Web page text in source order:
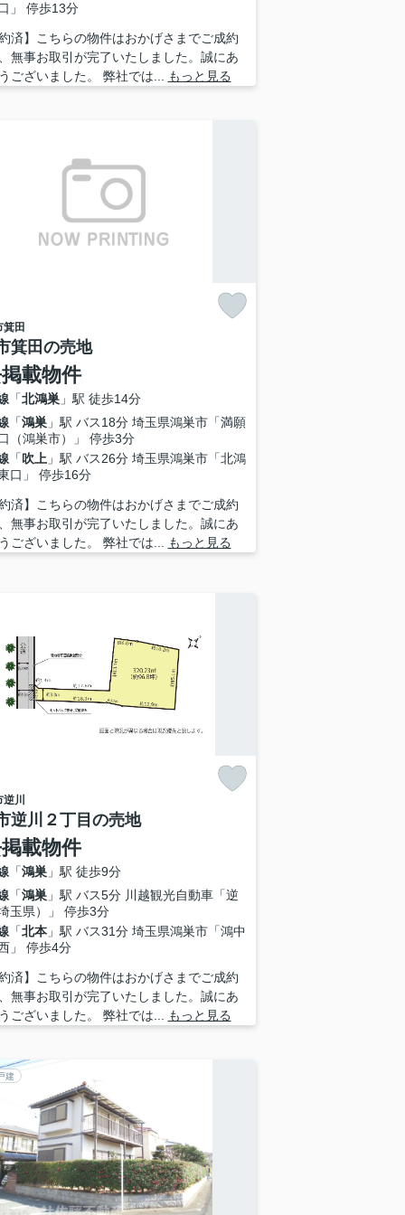
」 停歩13分
済】こちらの物件はおかげさまでご成約
無事お取引が完了いたしました。誠にあ
ございました。 弊社では...
もっと見る
箕田
箕田の売地
載物件
「北鴻巣」駅 徒歩14分
「鴻巣」駅 バス18分 埼玉県鴻巣市「満願
（鴻巣市）」 停歩3分
「吹上 」駅 バス26分 埼玉県鴻巣市「北鴻
口」 停歩16分
済】こちらの物件はおかげさまでご成約
無事お取引が完了いたしました。誠にあ
ございました。 弊社では...
もっと見る
逆川
逆川２丁目の売地
載物件
「鴻巣」駅 徒歩9分
「鴻巣」駅 バス5分 川越観光自動車「逆
玉県）」 停歩3分
「北本」駅 バス31分 埼玉県鴻巣市「鴻中
」 停歩4分
済】こちらの物件はおかげさまでご成約
無事お取引が完了いたしました。誠にあ
ございました。 弊社では...
もっと見る
建